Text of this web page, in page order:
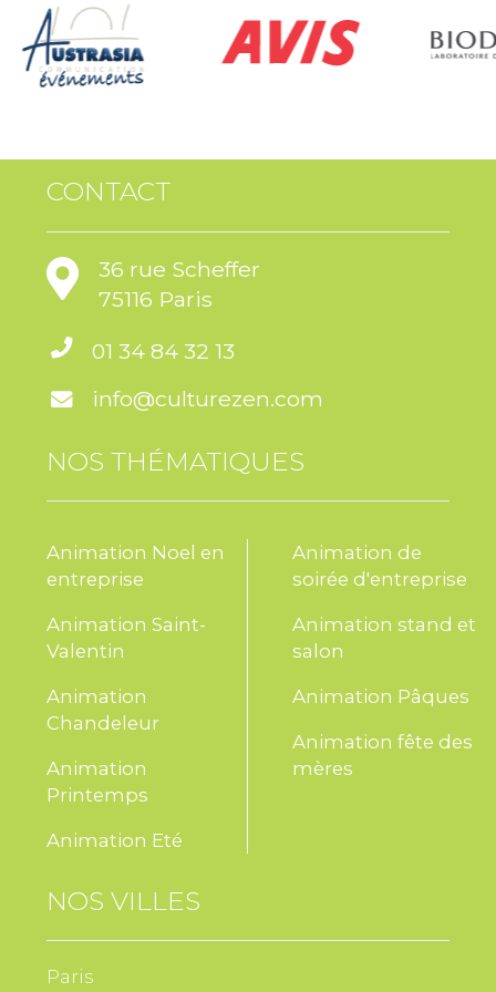
3. Fabrication du houmous
Guidés par l’experte, les participant·e·s mixent, ajustent
d’échanger sur les textures, les goûts et les variantes
possibles.
Partage d’astuces pour décliner la recette à la maison :
houmous aux herbes, aux épices, aux légumes rôtis.
Logistique :
Surface nécessaire : 1 à 2 tables de travail
Électricité : Oui (blenders)
Hygiène: respect strict des normes
l’entreprise ou à l’événement
Astuces :
Idéal dans une démarche
Associer l’atelier à un
CONTACT
36 rue Scheffer
75116 Paris
01 34 84 32 13
info@culturezen.com
NOS THÉMATIQUES
Animation Noel en
entreprise
Animation Saint-
Valentin
Animation
Chandeleur
Animation
Printemps
Animation Eté
Animation de
soirée d'entreprise
Animation stand et
salon
Animation Pâques
Animation fête des
mères
NOS VILLES
Paris